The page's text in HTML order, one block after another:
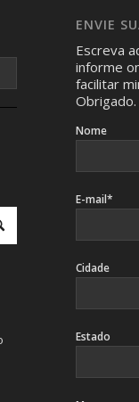
ENVIE
Escreva
informe
facilitar
Obrigado.
Nome
E-mail*
Cidade
Estado